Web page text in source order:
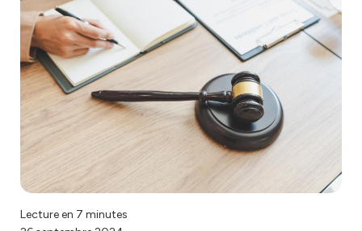
Lecture en 7 minutes